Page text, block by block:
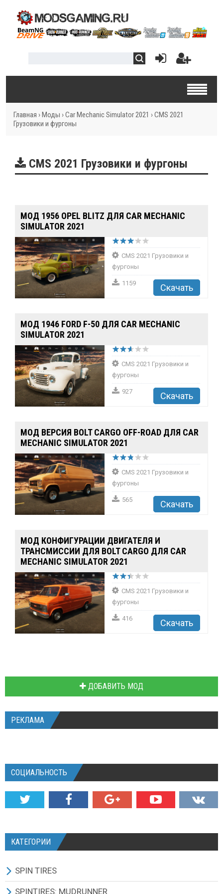
Главная › Моды ›Car Mechanic Simulator 2021 ›CMS 2021
Грузовики и фургоны
CMS 2021 Грузовики и фургоны
МОД 1956 OPEL BLITZ ДЛЯ CAR MECHANIC
SIMULATOR 2021
CMS 2021 Грузовики и
фургоны
1159 Скачать
МОД 1946 FORD F-50 ДЛЯ CAR MECHANIC
SIMULATOR 2021
CMS 2021 Грузовики и
фургоны
927 Скачать
МОД ВЕРСИЯ BOLT CARGO OFF-ROAD ДЛЯ CAR
MECHANIC SIMULATOR 2021
CMS 2021 Грузовики и
фургоны
565 Скачать
МОД КОНФИГУРАЦИИ ДВИГАТЕЛЯ И
ТРАНСМИССИИ ДЛЯ BOLT CARGO ДЛЯ CAR
MECHANIC SIMULATOR 2021
CMS 2021 Грузовики и
фургоны
416 Скачать
ДОБАВИТЬ МОД
РЕКЛАМА
СОЦИАЛЬНОСТЬ
КАТЕГОРИИ
SPIN TIRES
СКАЧАТЬ ИГРУ
SPINTIRES: MUDRUNNER